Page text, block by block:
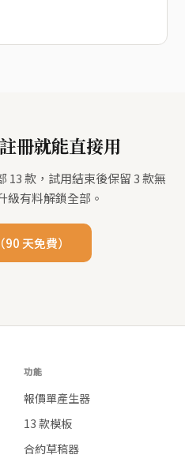
冊就能直接用
13 款，試用結束後保留 3 款無
級有料解鎖全部。
天免費）
功能
報價單產生器
13 款模板
合約草稿器